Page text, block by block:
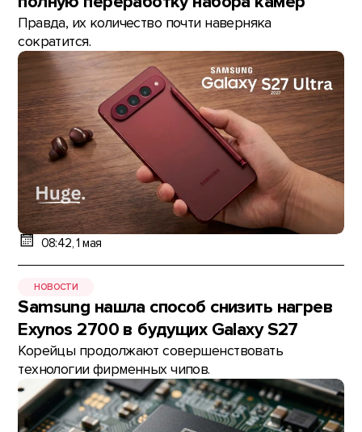
Правда, их количество почти наверняка
сократится.
08:42, 1 мая
НОВОСТИ
Samsung нашла способ снизить нагрев
Exynos 2700 в будущих Galaxy S27
Корейцы продолжают совершенствовать
технологии фирменных чипов.